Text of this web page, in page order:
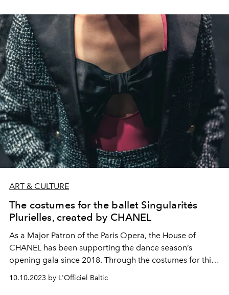
ART & CULTURE
The costumes for the ballet Singularités
Plurielles, created by CHANEL
As a Major Patron of the Paris Opera, the House of
CHANEL has been supporting the dance season’s
opening gala since 2018. Through the costumes for this
ballet, the House extends its historic links with the world
of dance, initiated by Gabrielle Chanel over a century
10.10.2023 by L'Officiel Baltic